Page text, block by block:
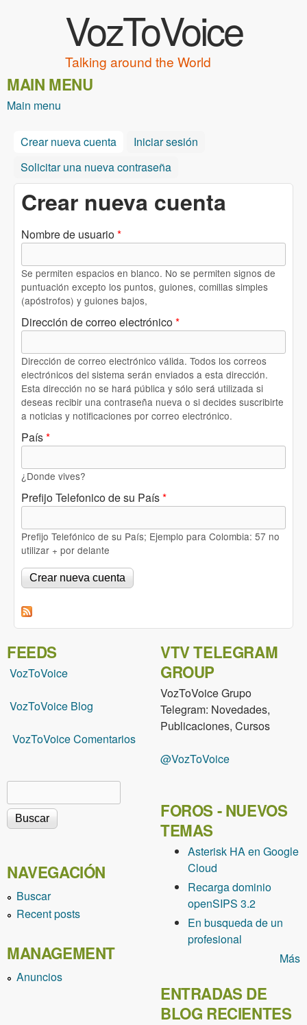
VozToVoice
Talking around the World
MAIN MENU
Main menu
Crear nueva cuenta (solapa activa)
Iniciar sesión
Solicitar una nueva contraseña
Crear nueva cuenta
Nombre de usuario*
Se permiten espacios en blanco. No se permiten signos de
puntuación excepto los puntos, guiones, comillas simples
(apóstrofos) y guiones bajos,
Dirección de correo electrónico*
Dirección de correo electrónico válida. Todos los correos
electrónicos del sistema serán enviados a esta dirección.
Esta dirección no se hará pública y sólo será utilizada si
deseas recibir una contraseña nueva o si decides suscribirte
a noticias y notificaciones por correo electrónico.
País*
¿Donde vives?
Prefijo Telefonico de su País*
Prefijo Telefónico de su País; Ejemplo para Colombia: 57 no
utilizar + por delante
FEEDS
VozToVoice
VozToVoice Blog
VozToVoice Comentarios
Formulario de búsqueda
NAVEGACIÓN
Buscar
Recent posts
MANAGEMENT
Anuncios
VTV TELEGRAM
GROUP
VozToVoice Grupo
Telegram: Novedades,
Publicaciones, Cursos
@VozToVoice
FOROS - NUEVOS
TEMAS
Asterisk HA en Google
Cloud
Recarga dominio
openSIPS 3.2
En busqueda de un
profesional
Más
ENTRADAS DE
BLOG RECIENTES